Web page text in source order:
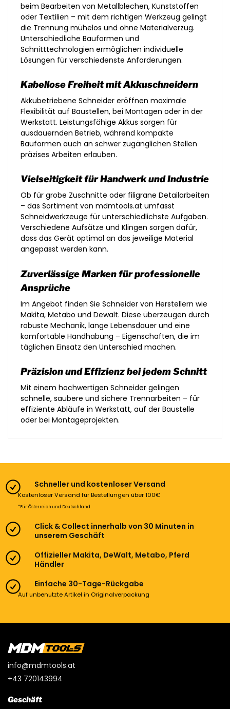
beim Bearbeiten von Metallblechen, Kunststoffen
oder Textilien – mit dem richtigen Werkzeug gelingt
die Trennung mühelos und ohne Materialverzug.
Unterschiedliche Bauformen und
Schnitttechnologien ermöglichen individuelle
Lösungen für verschiedenste Anforderungen.
Kabellose Freiheit mit Akkuschneidern
Akkubetriebene Schneider eröffnen maximale
Flexibilität auf Baustellen, bei Montagen oder in der
Werkstatt. Leistungsfähige Akkus sorgen für
ausdauernden Betrieb, während kompakte
Bauformen auch an schwer zugänglichen Stellen
präzises Arbeiten erlauben.
Vielseitigkeit für Handwerk und Industrie
Ob für grobe Zuschnitte oder filigrane Detailarbeiten
– das Sortiment von mdmtools.at umfasst
Schneidwerkzeuge für unterschiedlichste Aufgaben.
Verschiedene Aufsätze und Klingen sorgen dafür,
dass das Gerät optimal an das jeweilige Material
angepasst werden kann.
Zuverlässige Marken für professionelle
Ansprüche
Im Angebot finden Sie Schneider von Herstellern wie
Makita, Metabo und Dewalt. Diese überzeugen durch
robuste Mechanik, lange Lebensdauer und eine
komfortable Handhabung – Eigenschaften, die im
täglichen Einsatz den Unterschied machen.
Präzision und Effizienz bei jedem Schnitt
Mit einem hochwertigen Schneider gelingen
schnelle, saubere und sichere Trennarbeiten – für
effiziente Abläufe in Werkstatt, auf der Baustelle
oder bei Montageprojekten.
Schneller und kostenloser Versand
Kostenloser Versand für Bestellungen über 100€
*Für Österreich und Deutschland
Click & Collect innerhalb von 30 Minuten in
unserem Geschäft
Offizieller Makita, DeWalt, Metabo, Pferd
Händler
Einfache 30-Tage-Rückgabe
Auf unbenutzte Artikel in Originalverpackung
info@mdmtools.at
+43 720143994
Geschäft